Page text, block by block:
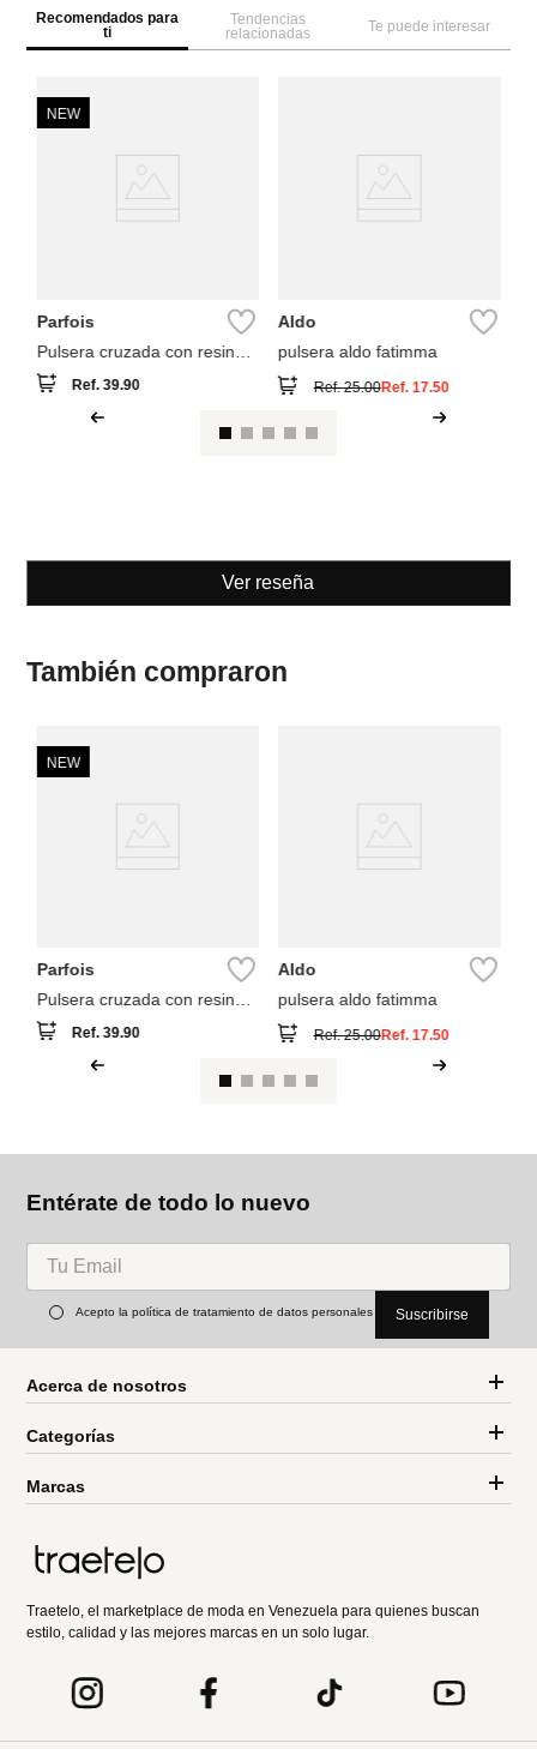
Recomendados para
ti
Tendencias
relacionadas
Te puede interesar
NEW
Parfois
Pulsera cruzada con resina
detalles multicolor
Ref.39.90
Aldo
pulsera aldo fatimma
Ref.25.00Ref. 17.50
Ver reseña
También compraron
NEW
Parfois
Pulsera cruzada con resina
detalles multicolor
Ref.39.90
Aldo
pulsera aldo fatimma
Ref.25.00Ref. 17.50
Entérate de todo lo nuevo
Acepto la política de tratamiento de datos personales Suscribirse
Acerca de nosotros
Categorías
Marcas
Traetelo, el marketplace de moda en Venezuela para quienes buscan
estilo, calidad y las mejores marcas en un solo lugar.